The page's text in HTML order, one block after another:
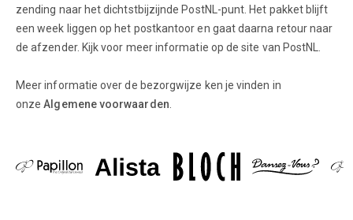
zending naar het dichtstbijzijnde PostNL-punt. Het pakket blijft
een week liggen op het postkantoor en gaat daarna retour naar
de afzender. Kijk voor meer informatie op de site van PostNL.
Meer informatie over de bezorgwijze ken je vinden in
onzeAlgemene voorwaarden